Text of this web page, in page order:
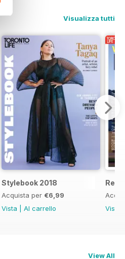
Visualizza tutti
Stylebook 2018
Acquista per €6,99
Vista
Al carrello
Real
Vista
View All